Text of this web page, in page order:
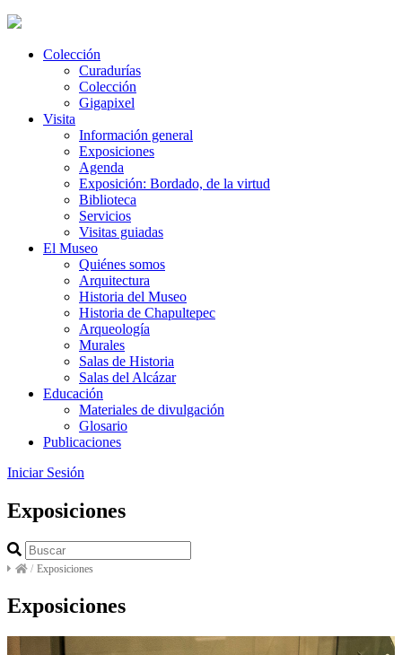
Colección
Curadurías
Colección
Gigapixel
Visita
Información general
Exposiciones
Agenda
Exposición: Bordado, de la virtud
Biblioteca
Servicios
Visitas guiadas
El Museo
Quiénes somos
Arquitectura
Historia del Museo
Historia de Chapultepec
Arqueología
Murales
Salas de Historia
Salas del Alcázar
Educación
Materiales de divulgación
Glosario
Publicaciones
Iniciar Sesión
Exposiciones
/ Exposiciones
Exposiciones